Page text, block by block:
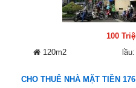
100
120m2
lầu:
CHO THUÊ NHÀ MẶT TIỀN